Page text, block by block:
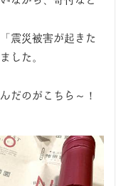
震災被害が起きた
した。
だのがこちら～！